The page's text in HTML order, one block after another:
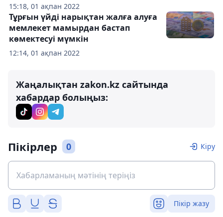
15:18, 01 ақпан 2022
12:14, 01 ақпан 2022
Тұрғын үйді нарықтан жалға алуға
мемлекет мамырдан бастап
көмектесуі мүмкін
Жаңалықтан zakon.kz сайтында
хабардар болыңыз:
Пікірлер 0 Кіру
Пікір жазу